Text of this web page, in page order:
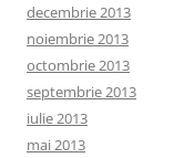
decembrie 2013
noiembrie 2013
octombrie 2013
septembrie 2013
iulie 2013
mai 2013